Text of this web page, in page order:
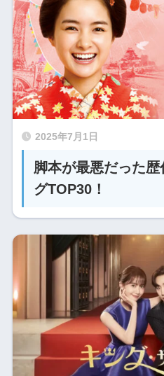
2025年7月1日
脚本が最悪だった
グTOP30！